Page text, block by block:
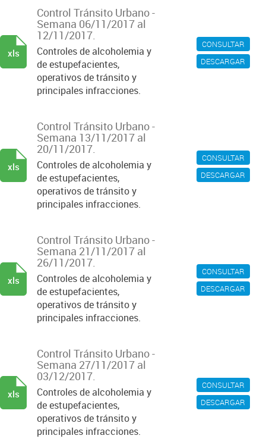
CONSULTAR
DESCARGAR
Control Tránsito Urbano -
Semana 06/11/2017 al
12/11/2017.
Controles de alcoholemia y
de estupefacientes,
operativos de tránsito y
principales infracciones.
xls
CONSULTAR
DESCARGAR
Control Tránsito Urbano -
Semana 13/11/2017 al
20/11/2017.
Controles de alcoholemia y
de estupefacientes,
operativos de tránsito y
principales infracciones.
xls
CONSULTAR
DESCARGAR
Control Tránsito Urbano -
Semana 21/11/2017 al
26/11/2017.
Controles de alcoholemia y
de estupefacientes,
operativos de tránsito y
principales infracciones.
xls
CONSULTAR
DESCARGAR
Control Tránsito Urbano -
Semana 27/11/2017 al
03/12/2017.
Controles de alcoholemia y
de estupefacientes,
operativos de tránsito y
principales infracciones.
xls